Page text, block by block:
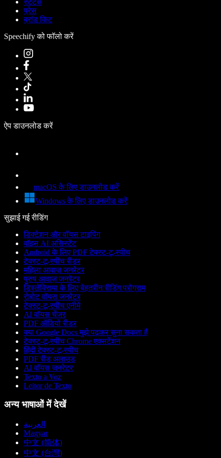
प्रेस
ब्रांड किट
Speechify को फॉलो करें
ऐप डाउनलोड करें
macOS के लिए डाउनलोड करें
Windows के लिए डाउनलोड करें
सुझाई गई रीडिंग
डिक्टेशन और वॉयस टाइपिंग
वॉइस AI असिस्टेंट
Android के लिए PDF टेक्स्ट-टू-स्पीच
टेक्स्ट-टू-स्पीच रीडर
महिला आवाज़ जनरेटर
पुरुष आवाज़ जनरेटर
डिस्लेक्सिया के लिए बेहतरीन रीडिंग प्रोग्राम
रोबोट वॉयस जनरेटर
टेक्स्ट-टू-स्पीच एनीमे
AI वॉयस चेंजर
PDF ऑडियो रीडर
क्या Google Docs मुझे पढ़कर सुना सकता है
टेक्स्ट-टू-स्पीच Chrome एक्सटेंशन
हिंदी टेक्स्ट-टू-स्पीच
PDF रीड अलाउड
AI वॉयस जनरेटर
Texto a Voz
Leitor de Texto
अन्य भाषाओं में देखें
العربية
Magyar
中文 (简体)
中文 (台灣)